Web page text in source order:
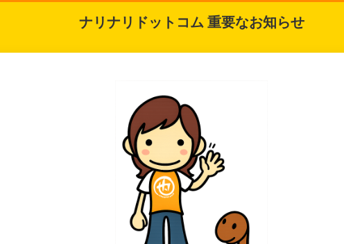
ナリナリドットコム 重要なお知らせ